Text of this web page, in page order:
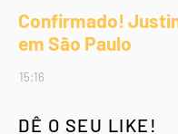
Confirmado!
em São Paulo
15:16
DÊ O SEU LIKE!